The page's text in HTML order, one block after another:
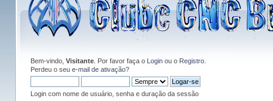
Bem-vindo, Visitante. Por favor faça o Loginou o Registro.
Perdeu o seu e-mail de ativação?
Login com nome de usuário, senha e duração da sessão